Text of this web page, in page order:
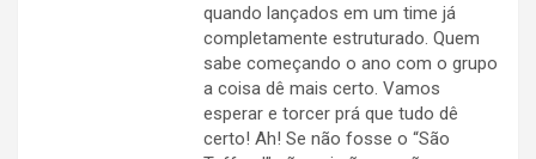
quando lançados em um time já
completamente estruturado. Quem
sabe começando o ano com o grupo
a coisa dê mais certo. Vamos
esperar e torcer prá que tudo dê
certo! Ah! Se não fosse o “São